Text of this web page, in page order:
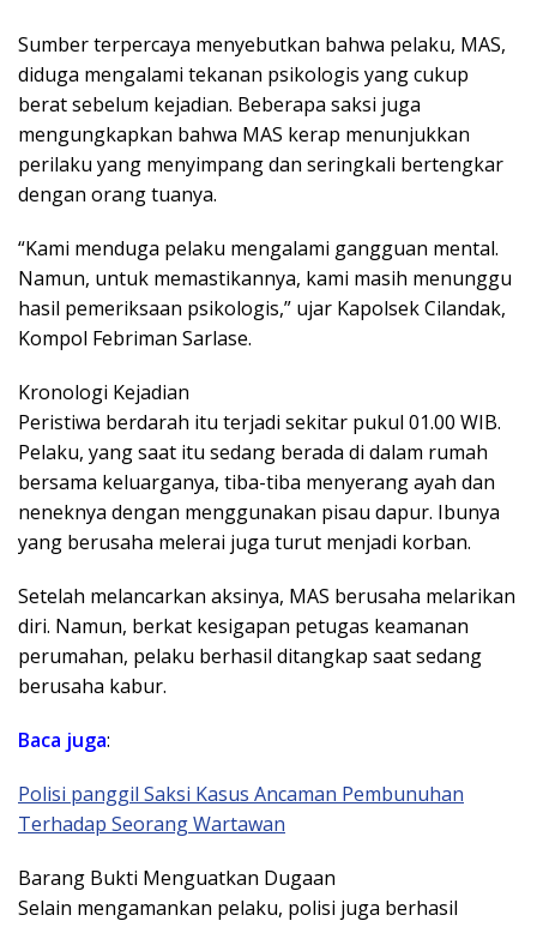
Sumber terpercaya menyebutkan bahwa pelaku, MAS,
diduga mengalami tekanan psikologis yang cukup
berat sebelum kejadian. Beberapa saksi juga
mengungkapkan bahwa MAS kerap menunjukkan
perilaku yang menyimpang dan seringkali bertengkar
dengan orang tuanya.
“Kami menduga pelaku mengalami gangguan mental.
Namun, untuk memastikannya, kami masih menunggu
hasil pemeriksaan psikologis,” ujar Kapolsek Cilandak,
Kompol Febriman Sarlase.
Kronologi Kejadian
Peristiwa berdarah itu terjadi sekitar pukul 01.00 WIB.
Pelaku, yang saat itu sedang berada di dalam rumah
bersama keluarganya, tiba-tiba menyerang ayah dan
neneknya dengan menggunakan pisau dapur. Ibunya
yang berusaha melerai juga turut menjadi korban.
Setelah melancarkan aksinya, MAS berusaha melarikan
diri. Namun, berkat kesigapan petugas keamanan
perumahan, pelaku berhasil ditangkap saat sedang
berusaha kabur.
Baca juga:
Polisi panggil Saksi Kasus Ancaman Pembunuhan
Terhadap Seorang Wartawan
Barang Bukti Menguatkan Dugaan
Selain mengamankan pelaku, polisi juga berhasil